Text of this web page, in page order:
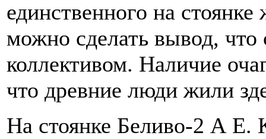
единственного на
можно сделать вывод, что
коллективом. Наличие
что древние люди жили
На стоянке Беливо-2 А